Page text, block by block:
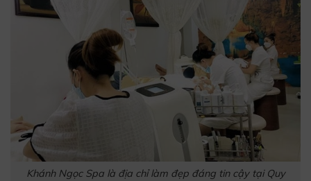
Khánh Ngọc Spa là địa chỉ làm đẹp đáng tin cậy tại Quy